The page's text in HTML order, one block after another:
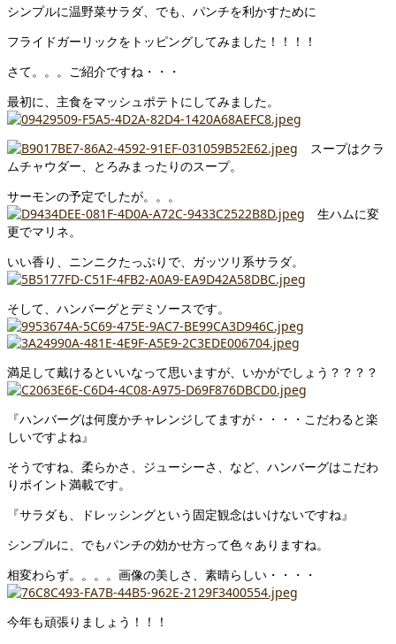
シンプルに温野菜サラダ、でも、パンチを利かすために
フライドガーリックをトッピングしてみました！！！！
さて。。。ご紹介ですね・・・
最初に、主食をマッシュポテトにしてみました。
スープはクラ
ムチャウダー、とろみまったりのスープ。
サーモンの予定でしたが。。。
生ハムに変
更でマリネ。
いい香り、ニンニクたっぷりで、ガッツリ系サラダ。
そして、ハンバーグとデミソースです。
満足して戴けるといいなって思いますが、いかがでしょう？？？？
『ハンバーグは何度かチャレンジしてますが・・・・こだわると楽
しいですよね』
そうですね、柔らかさ、ジューシーさ、など、ハンバーグはこだわ
りポイント満載です。
『サラダも、ドレッシングという固定観念はいけないですね』
シンプルに、でもパンチの効かせ方って色々ありますね。
相変わらず。。。。画像の美しさ、素晴らしい・・・・
今年も頑張りましょう！！！